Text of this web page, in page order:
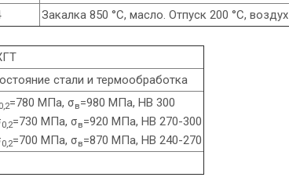
Закалка 850 °С, масло. Отпуск 200 °С, воздух
стали и термообработка
0,2=780 МПа, σв=980 МПа, HB 300
0,2=730 МПа, σв=920 МПа, HB 270-300
0,2=700 МПа, σв=870 МПа, HB 240-270